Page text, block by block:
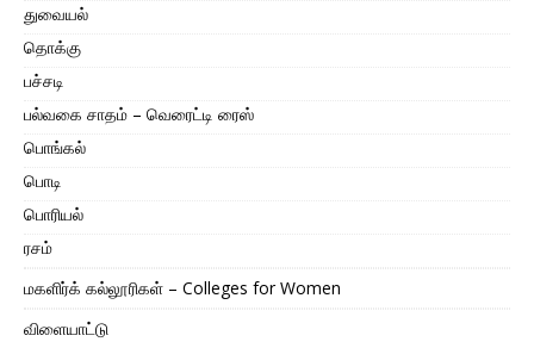
துவையல்
தொக்கு
பச்சடி
பல்வகை சாதம் – வெரைட்டி ரைஸ்
பொங்கல்
பொடி
பொரியல்
ரசம்
மகளிர்க் கல்லூரிகள் – Colleges for Women
விளையாட்டு